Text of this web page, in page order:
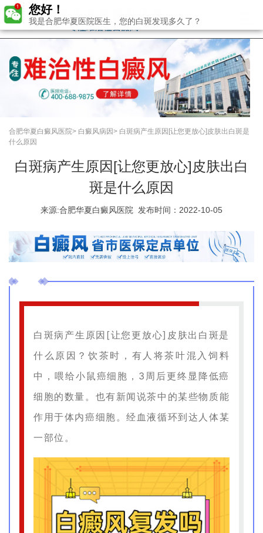
合肥华夏白癜风医院> 白癜风病因> 白斑病产生原因[让您更放心]皮肤出白斑是
什么原因
白斑病产生原因[让您更放心]皮肤出白
斑是什么原因
来源:合肥华夏白癜风医院 发布时间：2022-10-05
白斑病产生原因[让您更放心]皮肤出白斑是
什么原因？饮茶时，有人将茶叶混入饲料
中，喂给小鼠癌细胞，3周后更终显降低癌
细胞的数量。也有新闻说茶中的某些物质能
作用于体内癌细胞。经血液循环到达人体某
一部位。
您好！
我是合肥华夏医院医生，您的白斑发现多久了？